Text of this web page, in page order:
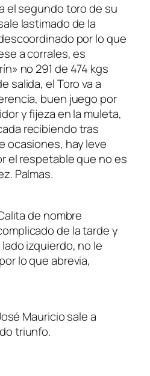
el segundo toro de su
lastimado de la
por lo que
a corrales, es
no 291 de 474 kgs
salida, el Toro va a
buen juego por
y fijeza en la muleta,
recibiendo tras
ocasiones, hay leve
el respetable que no es
Palmas.
de nombre
de la tarde y
izquierdo, no le
lo que abrevia,
Mauricio sale a
triunfo.